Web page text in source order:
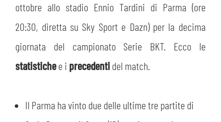
TICKET GIFT CARD
MUTTI TRAINING CENTER
STADIO TARDINI
PLAY GREEN
ottobre allo stadio Ennio Tardini di Parma (ore
20:30, diretta su Sky Sport e Dazn) per la decima
giornata del campionato Serie BKT. Ecco le
statistichee i precedentidel match.
Il Parma ha vinto due delle ultime tre partite di